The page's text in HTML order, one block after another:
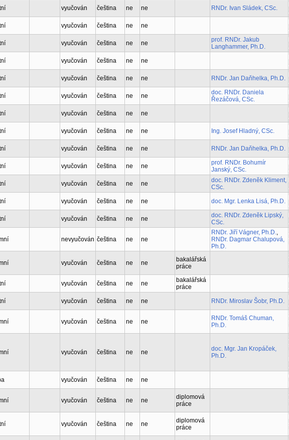
vyučován čeština ne ne RNDr. Ivan Sládek, CSc.
vyučován čeština ne ne
vyučován čeština ne ne
prof. RNDr. Jakub
Langhammer, Ph.D.
vyučován čeština ne ne
vyučován čeština ne ne RNDr. Jan Daňhelka, Ph.D.
vyučován čeština ne ne
doc. RNDr. Daniela
Řezáčová, CSc.
vyučován čeština ne ne
vyučován čeština ne ne Ing. Josef Hladný, CSc.
vyučován čeština ne ne RNDr. Jan Daňhelka, Ph.D.
vyučován čeština ne ne
prof. RNDr. Bohumír
Janský, CSc.
vyučován čeština ne ne
doc. RNDr. Zdeněk Kliment,
CSc.
vyučován čeština ne ne doc. Mgr. Lenka Lisá, Ph.D.
vyučován čeština ne ne
doc. RNDr. Zdeněk Lipský,
CSc.
nevyučován čeština ne ne
RNDr. Jiří Vágner, Ph.D.,
RNDr. Dagmar Chalupová,
Ph.D.
vyučován čeština ne ne
bakalářská
práce
vyučován čeština ne ne
bakalářská
práce
vyučován čeština ne ne RNDr. Miroslav Šobr, Ph.D.
vyučován čeština ne ne
RNDr. Tomáš Chuman,
Ph.D.
vyučován čeština ne ne
doc. Mgr. Jan Kropáček,
Ph.D.
vyučován čeština ne ne
vyučován čeština ne ne
diplomová
práce
vyučován čeština ne ne
diplomová
práce